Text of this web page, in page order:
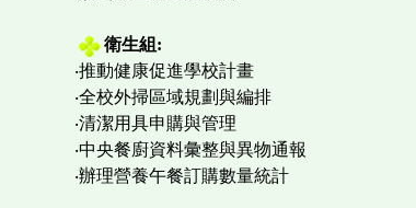
衛生組 :
‧推動健康促進學校計畫
‧全校外掃區域規劃與編排
‧清潔用具申購與管理
‧中央餐廚資料彙整與異物通報
‧辦理營養午餐訂購數量統計